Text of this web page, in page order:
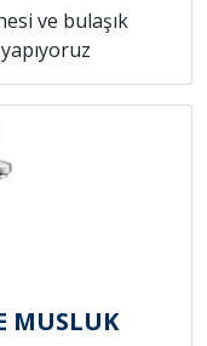
ve bulaşık
MUSLUK